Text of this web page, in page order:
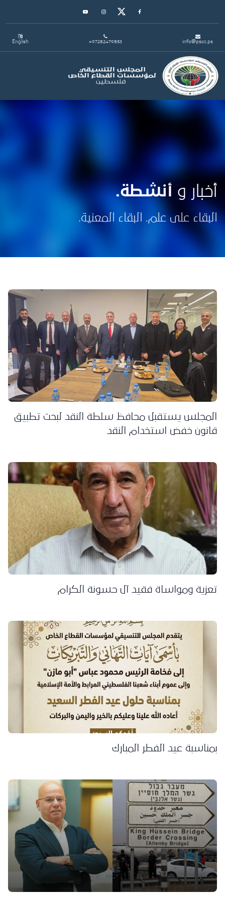
Facebook
Twitter
Instagram
Youtube
info@pscc.ps
+97282479853
English
Toggle navigation
أخبار و أنشطة.
البقاء على علم. البقاء المعنية.
المجلس يستقبل محافظ سلطة النقد لبحث تطبيق
قانون خفض استخدام النقد
تعزية ومواساة فقيد آل حسونة الكرام
بمناسبة عيد الفطر المبارك